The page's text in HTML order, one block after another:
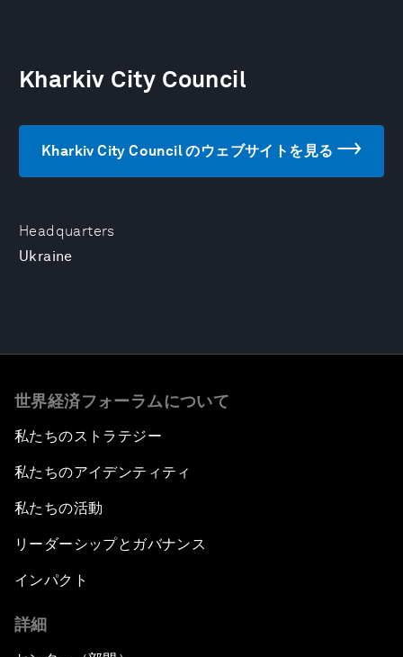
Headquarters
Ukraine
Kharkiv City Council
Kharkiv City Council のウェブサイトを見る
世界経済フォーラムについて
私たちのストラテジー
私たちのアイデンティティ
私たちの活動
リーダーシップとガバナンス
インパクト
詳細